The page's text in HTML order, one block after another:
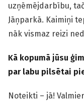
uzņēmējdarbību,
Jāņparkā. Kaimiņi
nāk vismaz reizi
Kā kopumā jūsu
par labu pilsētai
Noteikti – jā!